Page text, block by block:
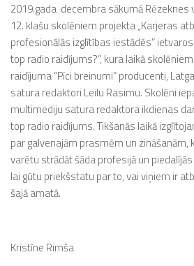
2019.gada decembra sākumā
12. klašu skolēniem projekta „Karjeras
profesionālās izglītības iestādēs”
top radio raidījums?”, kura laikā
raidījuma “Pīci breinumi” producenti,
satura redaktori Leilu Rasimu. Skolēni
multimediju satura redaktora ikdienas
top radio raidījums. Tikšanās laikā
par galvenajām prasmēm un zināšanām,
varētu strādāt šāda profesijā un
lai gūtu priekšstatu par to, vai viņiem ir
šajā amatā.
Kristīne Rimša